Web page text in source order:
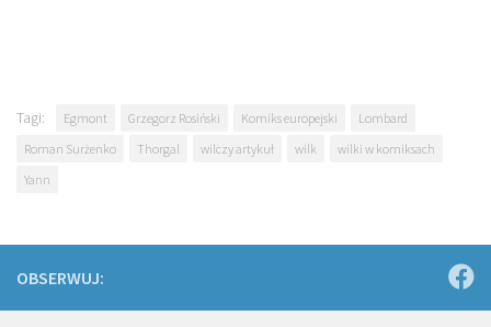
Tagi: Egmont Grzegorz Rosiński Komiks europejski
Lombard
Roman Surżenko
Thorgal wilczy artykuł wilk
wilki w komiksach
Yann
OBSERWUJ: